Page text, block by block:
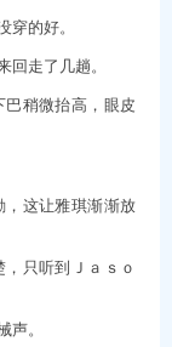
的好。
走了几趟。
稍微抬高，眼皮
这让雅琪渐渐放
只听到Ｊａｓｏ
。